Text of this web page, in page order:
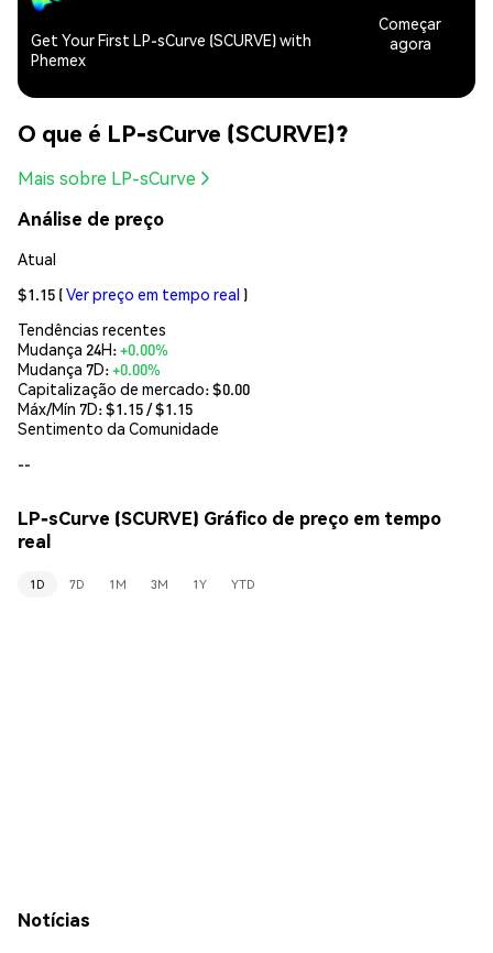
Get Your First LP-sCurve (SCURVE) with
Phemex
Começar
agora
O que é LP-sCurve (SCURVE)?
Mais sobre LP-sCurve
Análise de preço
Atual
$1.15 (Ver preço em tempo real )
Tendências recentes
Mudança 24H:+0.00%
Mudança 7D:+0.00%
Capitalização de mercado:$0.00
Máx/Mín 7D: $1.15/ $1.15
Sentimento da Comunidade
--
LP-sCurve (SCURVE) Gráfico de preço em tempo
real
1D 7D 1M 3M 1Y YTD
Notícias